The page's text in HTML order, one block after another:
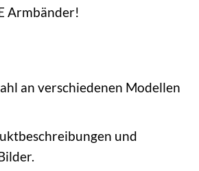
Armbänder!
an verschiedenen Modellen
und